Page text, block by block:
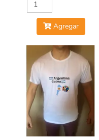
Agregar